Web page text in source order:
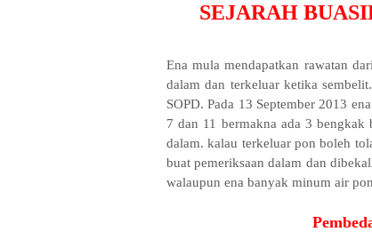
SEJARAH
Ena mula mendapatkan rawatan
dalam dan terkeluar ketika
SOPD. Pada 13 September 2013
7 dan 11 bermakna ada 3
dalam. kalau terkeluar pon boleh
buat pemeriksaan dalam dan
walaupun ena banyak minum air